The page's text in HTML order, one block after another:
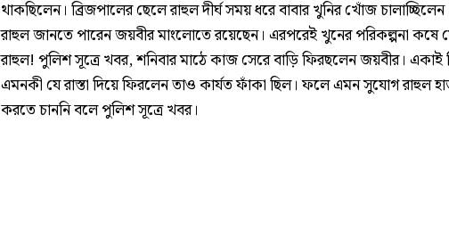
থাকছিলেন। ব্রিজপালের ছেলে রাহুল দীর্ঘ সময় ধরে বাবার খুনির খোঁজ
রাহুল জানতে পারেন জয়বীর মাংলোতে রয়েছেন। এরপরেই খুনের পরিকল্পনা কষে
রাহুল! পুলিশ সূত্রে খবর, শনিবার মাঠে কাজ সেরে বাড়ি ফিরছলেন জয়বীর। একাই
এমনকী যে রাস্তা দিয়ে ফিরলেন তাও কার্যত ফাঁকা ছিল। ফলে এমন সুযোগ রাহুল
করতে চাননি বলে পুলিশ সূত্রে খবর।